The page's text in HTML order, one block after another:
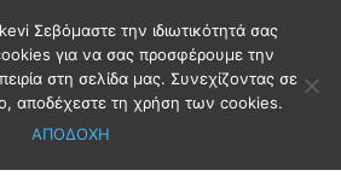
ΑΓΙΑΣ ΤΡΙΑΔΟΣ
ΤΡΙΑΔΟΣ
Σεβόμαστε την ιδιωτικότητά σας
για να σας προσφέρουμε την
στη σελίδα μας. Συνεχίζοντας σε
αποδέχεστε τη χρήση των cookies.
ΑΠΟΔΟΧΗ